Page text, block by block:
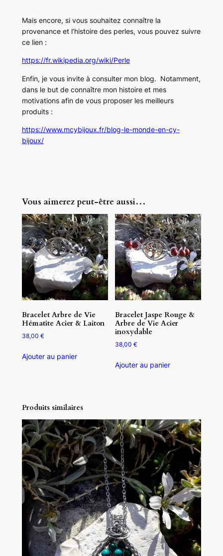
Mais encore, si vous souhaitez connaître la
provenance et l’histoire des perles, vous pouvez suivre
ce lien :
https://fr.wikipedia.org/wiki/Perle
Enfin, je vous invite à consulter mon blog. Notamment,
dans le but de connaître mon histoire et mes
motivations afin de vous proposer les meilleurs
produits :
https://www.mcybijoux.fr/blog-le-monde-en-cy-
bijoux/
Vous aimerez peut-être aussi…
Bracelet Arbre de Vie
Hématite Acier & Laiton
38,00 €
Ajouter au panier
Bracelet Jaspe Rouge &
Arbre de Vie Acier
inoxydable
38,00€
Ajouter au panier
Produits similaires